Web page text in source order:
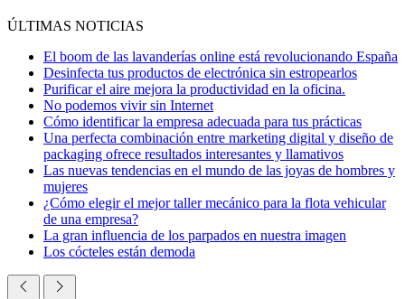
ÚLTIMAS NOTICIAS
El boom de las lavanderías online está revolucionando España
Desinfecta tus productos de electrónica sin estropearlos
Purificar el aire mejora la productividad en la oficina.
No podemos vivir sin Internet
Cómo identificar la empresa adecuada para tus prácticas
Una perfecta combinación entre marketing digital y diseño de
packaging ofrece resultados interesantes y llamativos
Las nuevas tendencias en el mundo de las joyas de hombres y
mujeres
¿Cómo elegir el mejor taller mecánico para la flota vehicular
de una empresa?
La gran influencia de los parpados en nuestra imagen
Los cócteles están demoda